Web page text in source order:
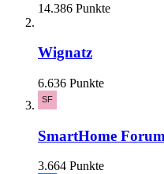
14.386 Punkte
Wignatz
6.636 Punkte
SmartHome Forum
3.664 Punkte